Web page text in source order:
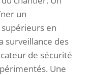
un
en
surveillance des
de sécurité
Une